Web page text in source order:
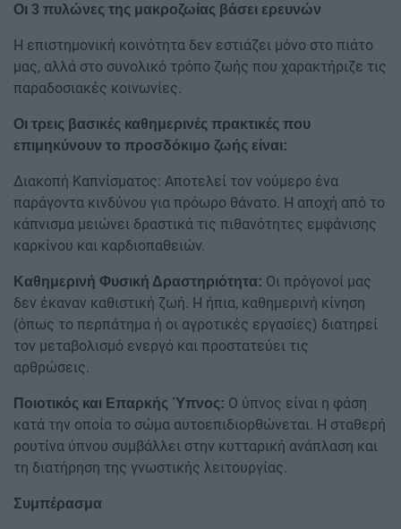
Οι 3 πυλώνες της μακροζωίας βάσει ερευνών
Η επιστημονική κοινότητα δεν εστιάζει μόνο στο πιάτο
μας, αλλά στο συνολικό τρόπο ζωής που χαρακτήριζε τις
παραδοσιακές κοινωνίες.
Οι τρεις βασικές καθημερινές πρακτικές που
επιμηκύνουν το προσδόκιμο ζωής είναι:
Διακοπή Καπνίσματος: Αποτελεί τον νούμερο ένα
παράγοντα κινδύνου για πρόωρο θάνατο. Η αποχή από το
κάπνισμα μειώνει δραστικά τις πιθανότητες εμφάνισης
καρκίνου και καρδιοπαθειών.
Καθημερινή Φυσική Δραστηριότητα: Οι πρόγονοί μας
δεν έκαναν καθιστική ζωή. Η ήπια, καθημερινή κίνηση
(όπως το περπάτημα ή οι αγροτικές εργασίες) διατηρεί
τον μεταβολισμό ενεργό και προστατεύει τις
αρθρώσεις.
Ποιοτικός και Επαρκής Ύπνος: Ο ύπνος είναι η φάση
κατά την οποία το σώμα αυτοεπιδιορθώνεται. Η σταθερή
ρουτίνα ύπνου συμβάλλει στην κυτταρική ανάπλαση και
τη διατήρηση της γνωστικής λειτουργίας.
Συμπέρασμα